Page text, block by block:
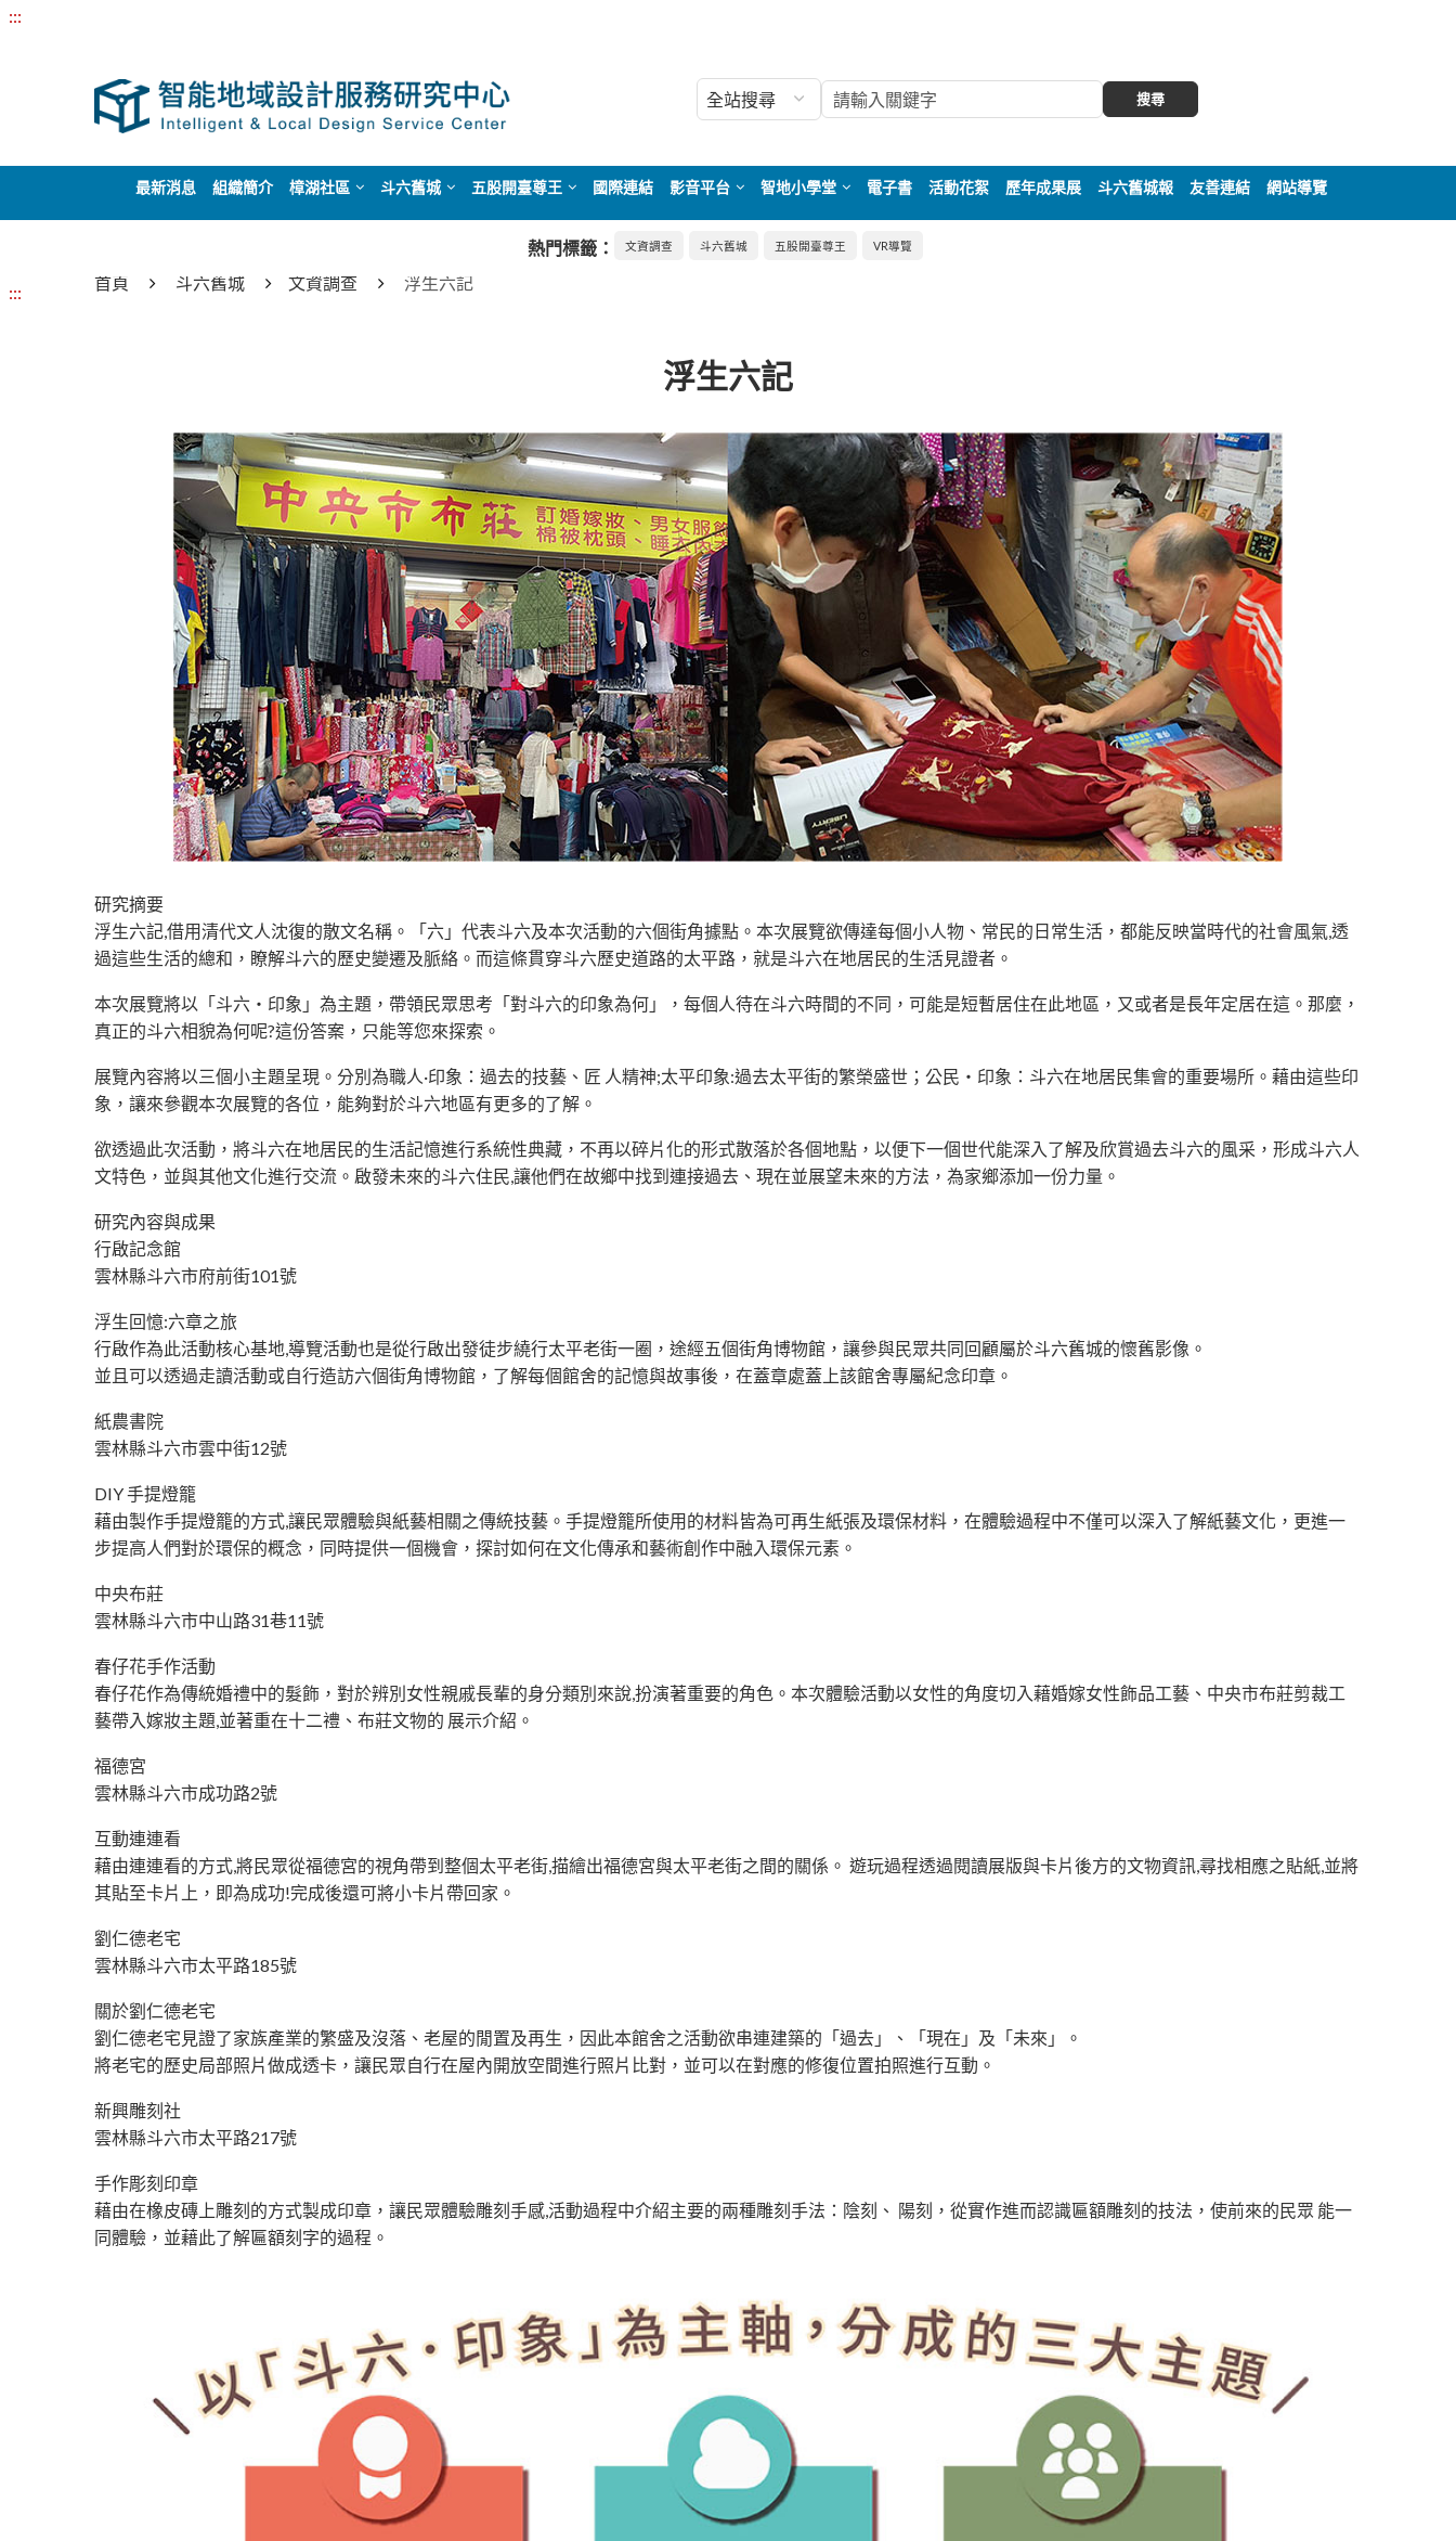
:::
搜尋
最新消息 組織簡介 樟湖社區 斗六舊城 五股開臺尊王 國際連結 影音平台 智地小學堂 電子書 活動花絮 歷年成果展 斗六舊城報 友善連結 網站導覽
熱門標籤： 文資調查 斗六舊城 五股開臺尊王 VR導覽
::: 首頁 斗六舊城 文資調查 浮生六記
浮生六記
研究摘要
浮生六記,借用清代文人沈復的散文名稱。「六」代表斗六及本次活動的六個街角據點。本次展覽欲傳達每個小人物、常民的日常生活，都能反映當時代的社會風氣,透
過這些生活的總和，瞭解斗六的歷史變遷及脈絡。而這條貫穿斗六歷史道路的太平路，就是斗六在地居民的生活見證者。
本次展覽將以「斗六・印象」為主題，帶領民眾思考「對斗六的印象為何」，每個人待在斗六時間的不同，可能是短暫居住在此地區，又或者是長年定居在這。那麼，
真正的斗六相貌為何呢?這份答案，只能等您來探索。
展覽內容將以三個小主題呈現。分別為職人·印象：過去的技藝、匠 人精神;太平印象:過去太平街的繁榮盛世；公民・印象：斗六在地居民集會的重要場所。藉由這些印
象，讓來參觀本次展覽的各位，能夠對於斗六地區有更多的了解。
欲透過此次活動，將斗六在地居民的生活記憶進行系統性典藏，不再以碎片化的形式散落於各個地點，以便下一個世代能深入了解及欣賞過去斗六的風采，形成斗六人
文特色，並與其他文化進行交流。啟發未來的斗六住民,讓他們在故鄉中找到連接過去、現在並展望未來的方法，為家鄉添加一份力量。
研究內容與成果
行啟記念館
雲林縣斗六市府前街101號
浮生回憶:六章之旅
行啟作為此活動核心基地,導覽活動也是從行啟出發徒步繞行太平老街一圈，途經五個街角博物館，讓參與民眾共同回顧屬於斗六舊城的懷舊影像。
並且可以透過走讀活動或自行造訪六個街角博物館，了解每個館舍的記憶與故事後，在蓋章處蓋上該館舍專屬紀念印章。
紙農書院
雲林縣斗六市雲中街12號
DIY 手提燈籠
藉由製作手提燈籠的方式,讓民眾體驗與紙藝相關之傳統技藝。手提燈籠所使用的材料皆為可再生紙張及環保材料，在體驗過程中不僅可以深入了解紙藝文化，更進一
步提高人們對於環保的概念，同時提供一個機會，探討如何在文化傳承和藝術創作中融入環保元素。
中央布莊
雲林縣斗六市中山路31巷11號
春仔花手作活動
春仔花作為傳統婚禮中的髮飾，對於辨別女性親戚長輩的身分類別來說,扮演著重要的角色。本次體驗活動以女性的角度切入藉婚嫁女性飾品工藝、中央市布莊剪裁工
藝帶入嫁妝主題,並著重在十二禮、布莊文物的 展示介紹。
福德宮
雲林縣斗六市成功路2號
互動連連看
藉由連連看的方式,將民眾從福德宮的視角帶到整個太平老街,描繪出福德宮與太平老街之間的關係。 遊玩過程透過閱讀展版與卡片後方的文物資訊,尋找相應之貼紙,並將
其貼至卡片上，即為成功!完成後還可將小卡片帶回家。
劉仁德老宅
雲林縣斗六市太平路185號
關於劉仁德老宅
劉仁德老宅見證了家族產業的繁盛及沒落、老屋的閒置及再生，因此本館舍之活動欲串連建築的「過去」、「現在」及「未來」。
將老宅的歷史局部照片做成透卡，讓民眾自行在屋內開放空間進行照片比對，並可以在對應的修復位置拍照進行互動。
新興雕刻社
雲林縣斗六市太平路217號
手作彫刻印章
藉由在橡皮磚上雕刻的方式製成印章，讓民眾體驗雕刻手感,活動過程中介紹主要的兩種雕刻手法：陰刻、 陽刻，從實作進而認識匾額雕刻的技法，使前來的民眾 能一
同體驗，並藉此了解匾額刻字的過程。